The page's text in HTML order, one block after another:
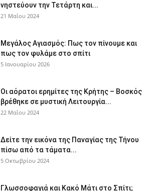
νηστεύουν την Τετάρτη και...
21 Μαΐου 2024
Μεγάλος Αγιασμός: Πως τον πίνουμε και
πως τον φυλάμε στο σπίτι
5 Ιανουαρίου 2026
Οι αόρατοι ερημίτες της Κρήτης – Βοσκός
βρέθηκε σε μυστική Λειτουργία...
22 Μαΐου 2024
Δείτε την εικόνα της Παναγίας της Τήνου
πίσω από τα τάματα...
5 Οκτωβρίου 2024
Γλωσσοφαγιά και Κακό Μάτι στο Σπίτι;